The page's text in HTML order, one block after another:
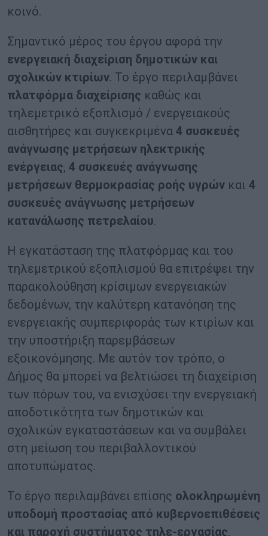
κοινό.
Σημαντικό μέρος του έργου αφορά την
ενεργειακή διαχείριση δημοτικών και
σχολικών κτιρίων. Το έργο περιλαμβάνει
πλατφόρμα διαχείρισης καθώς και
τηλεμετρικό εξοπλισμό / ενεργειακούς
αισθητήρες και συγκεκριμένα 4 συσκευές
ανάγνωσης μετρήσεων ηλεκτρικής
ενέργειας, 4 συσκευές ανάγνωσης
μετρήσεων θερμοκρασίας ροής υγρών και 4
συσκευές ανάγνωσης μετρήσεων
κατανάλωσης πετρελαίου.
Η εγκατάσταση της πλατφόρμας και του
τηλεμετρικού εξοπλισμού θα επιτρέψει την
παρακολούθηση κρίσιμων ενεργειακών
δεδομένων, την καλύτερη κατανόηση της
ενεργειακής συμπεριφοράς των κτιρίων και
την υποστήριξη παρεμβάσεων
εξοικονόμησης. Με αυτόν τον τρόπο, ο
Δήμος θα μπορεί να βελτιώσει τη διαχείριση
των πόρων του, να ενισχύσει την ενεργειακή
αποδοτικότητα των δημοτικών και
σχολικών εγκαταστάσεων και να συμβάλει
στη μείωση του περιβαλλοντικού
αποτυπώματος.
Το έργο περιλαμβάνει επίσης ολοκληρωμένη
υποδομή προστασίας από κυβερνοεπιθέσεις
και παροχή συστήματος τηλε-εργασίας,